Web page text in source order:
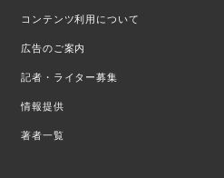
コンテンツ利用について
広告のご案内
記者・ライター募集
情報提供
著者一覧